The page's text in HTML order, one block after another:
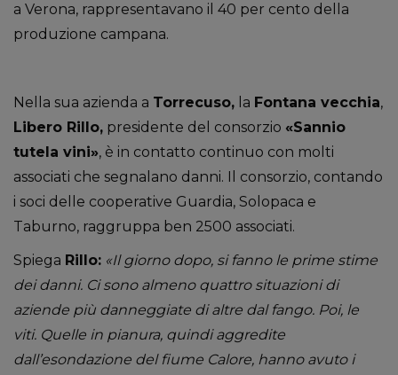
a Verona, rappresentavano il 40 per cento della
produzione campana.
Nella sua azienda a Torrecuso, la Fontana vecchia,
Libero Rillo, presidente del consorzio «Sannio
tutela vini», è in contatto continuo con molti
associati che segnalano danni. Il consorzio, contando
i soci delle cooperative Guardia, Solopaca e
Taburno, raggruppa ben 2500 associati.
Spiega Rillo: «Il giorno dopo, si fanno le prime stime
dei danni. Ci sono almeno quattro situazioni di
aziende più danneggiate di altre dal fango. Poi, le
viti. Quelle in pianura, quindi aggredite
dall’esondazione del fiume Calore, hanno avuto i